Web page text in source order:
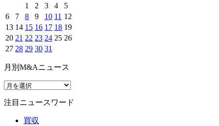
1
2 3 4
5
6
7 8 9 10 11 12
13 14 15 16 17 18 19
20 21 22 23 24 25 26
27 28 29 30 31
月別M&Aニュース
注目ニュースワード
買収